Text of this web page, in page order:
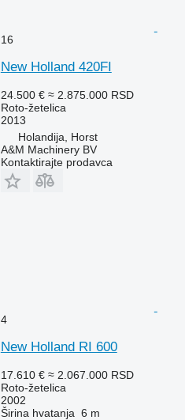
16
New Holland 420FI
24.500 € ≈ 2.875.000 RSD
Roto-žetelica
2013
Holandija, Horst
A&M Machinery BV
Kontaktirajte prodavca
4
New Holland RI 600
17.610 € ≈ 2.067.000 RSD
Roto-žetelica
2002
Širina hvatanja 6 m